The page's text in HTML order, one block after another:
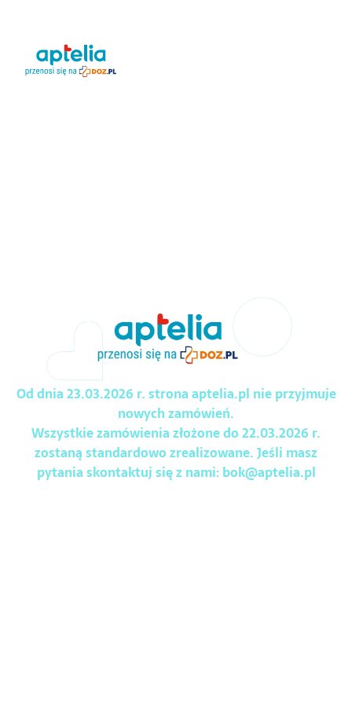
Od dnia 23.03.2026 r. strona aptelia.pl nie przyjmuje
nowych zamówień.
Wszystkie zamówienia złożone do 22.03.2026 r.
zostaną standardowo zrealizowane. Jeśli masz
pytania skontaktuj się z nami:bok@aptelia.pl